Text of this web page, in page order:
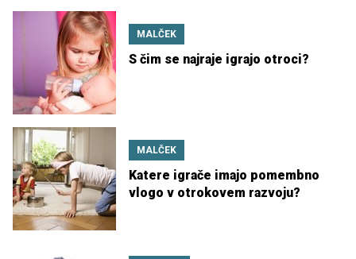
MALČEK
S čim se najraje igrajo otroci?
MALČEK
Katere igrače imajo pomembno
vlogo v otrokovem razvoju?